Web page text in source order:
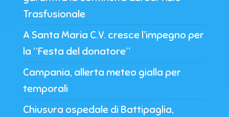
Trasfusionale
A Santa Maria C.V. cresce l’impegno per
la “Festa del donatore”
Campania, allerta meteo gialla per
temporali
Chiusura ospedale di Battipaglia,